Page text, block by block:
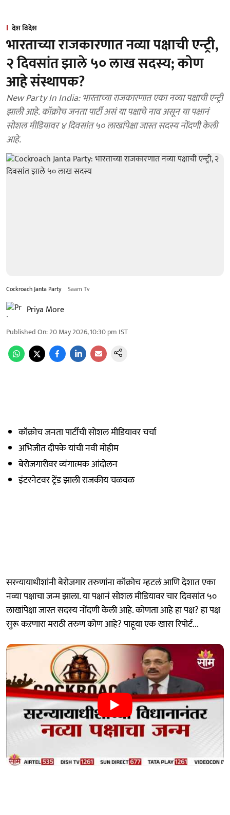
देश विदेश
भारताच्या राजकारणात नव्या पक्षाची एन्ट्री,
२ दिवसांत झाले ५० लाख सदस्य; कोण
आहे संस्थापक?
New Party In India: भारताच्या राजकारणात एका नव्या पक्षाची एन्ट्री
झाली आहे. कॉक्रोच जनता पार्टी असं या पक्षाचे नाव असून या पक्षानं
सोशल मीडियावर ४ दिवसांत ५० लाखांपेक्षा जास्त सदस्य नोंदणी केली
आहे.
Cockroach Janta Party Saam Tv
Priya More
Published On:20 May 2026, 10:30 pm IST
कॉक्रोच जनता पार्टीची सोशल मीडियावर चर्चा
अभिजीत दीपके यांची नवी मोहीम
बेरोजगारीवर व्यंगात्मक आंदोलन
इंटरनेटवर ट्रेंड झाली राजकीय चळवळ
सरन्यायाधीशांनी बेरोजगार तरुणांना कॉक्रोच म्हटलं आणि देशात एका
नव्या पक्षाचा जन्म झाला. या पक्षानं सोशल मीडियावर चार दिवसांत ५०
लाखांपेक्षा जास्त सदस्य नोंदणी केली आहे. कोणता आहे हा पक्ष? हा पक्ष
सुरू कऱणारा मराठी तरुण कोण आहे? पाहूया एक खास रिपोर्ट...